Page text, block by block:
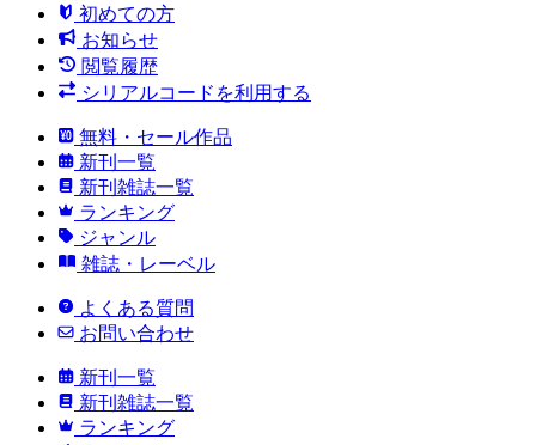
初めての方
お知らせ
閲覧履歴
シリアルコードを利用する
無料・セール作品
新刊一覧
新刊雑誌一覧
ランキング
ジャンル
雑誌・レーベル
よくある質問
お問い合わせ
新刊一覧
新刊雑誌一覧
ランキング